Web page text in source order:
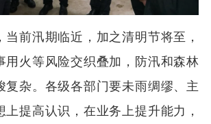
前汛期临近，加之清明节将至，
用火等风险交织叠加，防汛和森林
复杂。各级各部门要未雨绸缪、主
提高认识，在业务上提升能力，